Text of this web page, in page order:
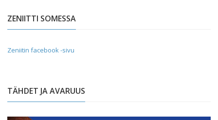
ZENIITTI SOMESSA
Zeniitin facebook -sivu
TÄHDET JA AVARUUS